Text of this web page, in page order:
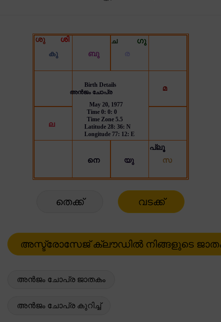
തെക്ക് വടക്ക്
അൻജം ചോപ്ര ജാതകം
അൻജം ചോപ്ര കുറിച്ച്